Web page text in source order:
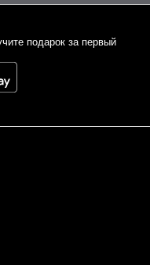
подарок за первый